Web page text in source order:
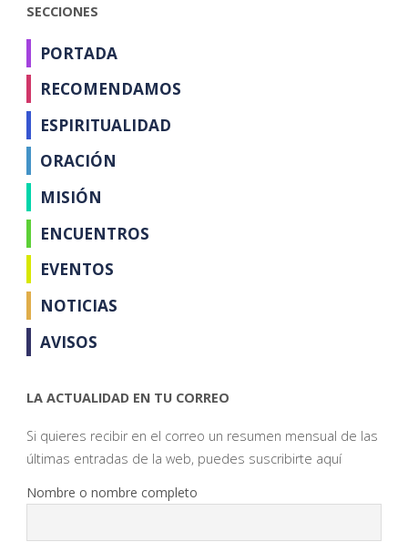
SECCIONES
PORTADA
RECOMENDAMOS
ESPIRITUALIDAD
ORACIÓN
MISIÓN
ENCUENTROS
EVENTOS
NOTICIAS
AVISOS
LA ACTUALIDAD EN TU CORREO
Si quieres recibir en el correo un resumen mensual de las
últimas entradas de la web, puedes suscribirte aquí
Nombre o nombre completo